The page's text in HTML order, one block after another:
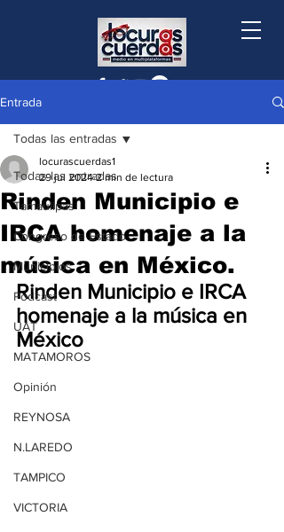
Entrada
Todas las entradas
Tamaulipas
Congreso de Estado
Municipios
Podcast
UAT
MATAMOROS
Opinión
REYNOSA
N.LAREDO
TAMPICO
VICTORIA
Todas las entradas
Rinden Municipio e
IRCA homenaje a la
música en México.
locurascuerdas1
29 jul 2024 2 min de lectura
Rinden Municipio e IRCA
homenaje a la música en
México